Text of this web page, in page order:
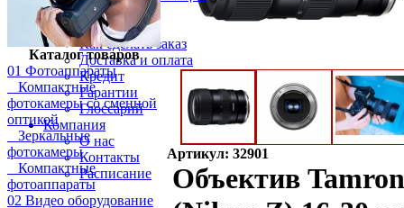
Покупателям
Акции
Как сделать заказ
Доставка и оплата
Кредит
Гарантии
Глоссарий
Компания
О нас
Контакты
Расписание
Каталог товаров
01 Фотоаппараты
Компактные
фотокамеры со сменной
оптикой
Зеркальные
фотокамеры
Компактные
фотоаппараты
02 Видео оборудование
Артикул: 32901
Объектив